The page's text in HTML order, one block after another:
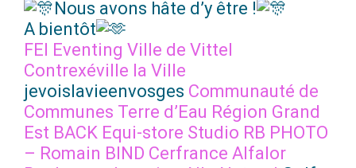
Nous avons hâte d’y être !
A bientôt
FEI Eventing Ville de Vittel
Contrexéville la Ville
jevoislavieenvosges Communauté de
Communes Terre d’Eau Région Grand
Est BACK Equi-store Studio RB PHOTO
– Romain BIND Cerfrance Alfalor